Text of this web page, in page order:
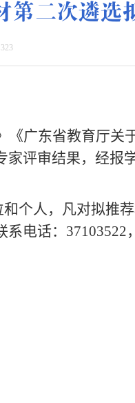
二次遴选
323
《广东省教育厅关
评审结果，经报
个人，凡对拟推
话：37103522